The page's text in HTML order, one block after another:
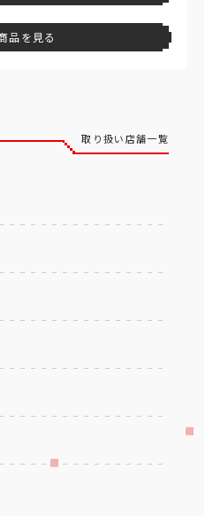
品を見る
取り扱い店舗一覧